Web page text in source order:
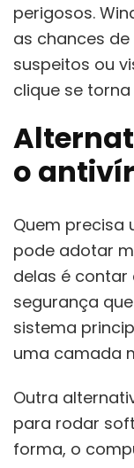
perigosos.
as chances
suspeitos ou
clique se
o
Quem precisa
pode adotar
delas é
segurança
sistema
uma camada
Outra
para rodar
forma, o